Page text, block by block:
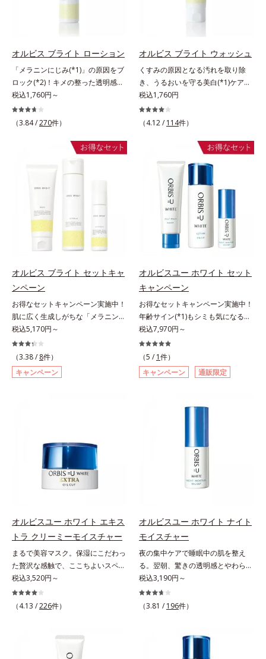
リチン酸2K各商品の詳しい情報は商
BEAUTY夏祭りは、こちら
す。気になるスポットにご使用くだ
着のある肌ではなく、ニキビが治っ
とです。*2 日焼けによるメラニン
の生成を抑え、シミ・ソバカスを防
ぐ。ニキビ・肌荒れを防ぐ。保湿ケ
アのこと。*3 L-アスコルビン酸 2-
グルコシド、リン酸L-アスコルビン
ライト シリーズは「メラニンにじ
C(*8)」を採用。肌奥(*6)まで浸透
ラニンの生成を食い止めます。また
オルビス独自成分の「ブライトVC
コンプレックス(*9)」が、透明感を
阻害する原因(*10)にアプローチし
ます。さらに肌表面のなめらかさや
に、肌荒れ防止有効成分と速効性と
持続性、2種の保湿成分も配合し、
透明感を包括的にサポート。全方位
ケアのアプローチによって、肌本来
の輝きを生かして澄み渡る、輝き透
明肌を叶えます。L＝さっぱりタイ
プ（脂性肌～普通肌）M＝しっとり
タイプ（普通肌～乾性肌）*1 γ－グ
ルタミン酸ポリペプチド、２－メタ
コリン・メタクリル酸ブチル共重合
体液*2 メラニンの生成を抑え、シ
ミ・ソバカスを防ぐ*3 日本化粧品
業界で初めてメラニンの第三のルー
トに着目し、日本放射線影響学会第
表したこと*4 うるおいにより透明
感のある肌*5 うるおいによる*6 メ
ラノサイトまで*7 シミ・ソバカス
スコルビン酸 2-グルコシド、パウダ
オルビス ブライト ローション
「メラニンにじみ(*1)」の原因をブ
ロック(*2)！キメの整った透明感
(*3)のある肌印象へ導く美白(*2)化
粧水。業界初(*4)知見「メラニンの
第三のルート」である「横のひろが
を目指すブライトニングケア(*5)シ
リーズです。受けてしまった紫外線
ダメージをきっかけに、肌深く(*6)
では「メラニンにじみ(*1)」が発
現。シミやそばかすという「点」だ
けでなく、透明感のなさなどの
「面」での透明感を阻害する原因を
引き起こしていることがわかりまし
た。そこでオルビス ブライト シリ
て「高圧処理ビタミンC(*7)」を採
バカスの原因となるメラニンの生成
を食い止めます。またオルビス独自
成分の「ブライトVCコンプレック
ス(*8)」が、透明感を阻害する原因
(*9)にアプローチします。さらに肌
表面のなめらかさやみずみずしさを
サポートするために、肌荒れ防止有
L＝さっぱりタイプ（脂性肌～普通
肌）M＝しっとりタイプ（普通肌～
乾性肌）*1 シミ・ソバカスが肌表
面にあらわれること*2 メラニンの
*4 日本化粧品業界で初めてメラニ
ンの第三のルートに着目し、日本放
射線影響学会第53回大会で2010年
10月に初めて発表したこと*5 うる
おいによる*6 メラノサイトまで*7
L-アスコルビン酸 2-グルコシド*8
L-アスコルビン酸 2-グルコシド、パ
ウダルコ樹皮エキス、油溶性甘草エ
税込1,760円～
（3.84 /270件）
オルビス ブライト ウォッシュ
くすみの原因となる汚れを取り除
き、うるおいを守る美白(*1)ケアシ
リーズの洗顔料。業界初(*2)知見
「メラニンの第三のルート」である
「横のひろがり」に着目して、全方
ニングケア(*4)シリーズです。受け
てしまった紫外線ダメージをきっか
けに、肌深く(*5)では「メラニンに
じみ(*6)」が発現。シミやそばかす
という「点」だけでなく、透明感の
なさなどの「面」での透明感を阻害
する原因を引き起こしていることが
わかりました。そこでオルビス ブ
ライト シリーズは「メラニンにじ
C(*7)」を採用。肌奥(*5)まで浸透
し、シミやソバカスの原因となるメ
ラニンの生成を食い止めます。また
オルビス独自成分の「ブライトVC
コンプレックス(*8)」が、透明感を
阻害する原因(*9)にアプローチしま
す。さらに肌表面のなめらかさやみ
ずみずしさをサポートするために、
肌荒れ防止有効成分と速効性と持続
のアプローチによって、肌本来の輝
（脂性肌～普通肌）M＝しっとりタ
イプ（普通肌～乾性肌）*1 メラニ
ンの生成を抑え、シミ・ソバカスを
防ぐ*2 日本化粧品業界で初めてメ
2010年10月に初めて発表したこと
*3 うるおいにより透明感のある肌
*4 うるおいによる*5 メラノサイト
まで*6 シミ・ソバカスが肌表面に
あらわれること*7 L-アスコルビン
酸 2-グルコシド*8 L-アスコルビン
酸 2-グルコシド、パウダルコ樹皮エ
キス、油溶性甘草エキス(2)*9 乾燥
は配合されていません。
税込1,760円
（4.12 / 114件）
オルビス ブライト セットキャ
ンペーン
お得なセットキャンペーン実施中！
肌に広く生成しがちな「メラニンに
じみ(*1)」の原因をブロック(*2)！
澄み渡る輝き透明肌(*3)へ。業界初
(*4)知見「メラニンの第三のルー
ト」である「横のひろがり」に着目
して、全方位から透明肌を目指すブ
ソバカスという「点」だけでなく、
透明感のなさなどの「面」での透明
感を阻害する原因を引き起こしてい
ることがわかりました。そこでオル
ビス ブライト シリーズは「メラニ
タミンC(*7)」を採用。肌奥(*6)まで
浸透し、シミやソバカスの原因とな
るメラニンの生成を食い止めます。
またオルビス独自成分の「ブライト
VCコンプレックス(*8)」が、透明感
を阻害する原因(*9)にアプローチし
ます。さらに肌表面のなめらかさや
みずみずしさをサポートするため
透明感を包括的にサポート。全方位
ケアのアプローチによって、肌本来
税込5,170円～
（3.38 / 8件）
キャンペーン
オルビスユー ホワイト セット
キャンペーン
お得なセットキャンペーン実施中！
年齢サイン(*1)もシミも気になる方
へ。ベニバナエキスとアルブチンの
Wケアで、若々しい透明美肌へ導く
スキンケアシリーズ。若々しく透明
感のある美肌を構成する要素と、年
齢肌のメラニン生成にアプローチし
ンケアシリーズです。「オルビスユ
と年齢の関係に着目。点在するシミ
だけでなく、メラニンが蓄積しがち
な年齢肌(*2)の“メラニンメタボ
(*3)”にアプローチして、澄みわたる
美肌を目指します。*1 乾燥やキメ
ねた肌*3 メラニンが過剰に生成す
る状態
税込7,970円～
（5 / 1件）
キャンペーン
通販限定
オルビスユー ホワイト エキス
トラ クリーミーモイスチャー
まるで美容マスク。保湿にこだわっ
た贅沢な感触で、ここちよいスペシ
ャルケアを。若々しく透明感のある
美肌を構成する要素と、年齢肌(*1)
のメラニン生成にアプローチして、
の理論を応用し、全方位的に肌の底
上げを図ります。さらに、シミと年
税込3,520円～
（4.13 /226件）
オルビスユー ホワイト ナイト
モイスチャー
夜の集中ケアで睡眠中の肌を整え
る。翌朝、驚きの透明感とやわらか
さを感じて。若々しく透明感のある
美肌を構成する要素と、年齢肌(*1)
のメラニン生成にアプローチして、
の理論を応用し、全方位的に肌の底
上げを図ります。さらに、シミと年
税込3,190円～
（3.81 / 196件）